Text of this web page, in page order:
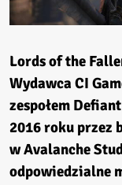
Lords of the
Wydawca CI
zespołem
2016 roku przez
w Avalanche
odpowiedzialne